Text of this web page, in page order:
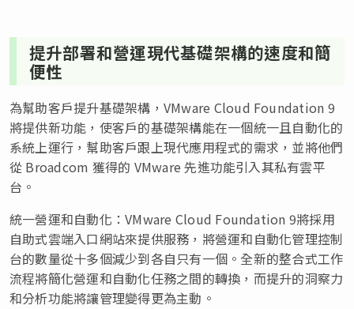
提升部署和營運現代基礎架構的速度和簡
便性
為幫助客戶提升基礎架構，VMware Cloud Foundation 9
將提供新功能，使客戶的基礎架構能在一個統一且自動化的
系統上運行，幫助客戶跟上現代應用程式的需求，並將他們
從 Broadcom 獲得的 VMware 先進功能引入其私有雲平
台。
統一營運和自動化：VMware Cloud Foundation 9將採用
自助式雲端入口網站來提供服務，將營運和自動化管理控制
台的數量從十多個減少到各自只有一個。全新的整合式工作
流程將簡化營運和自動化任務之間的轉換，而提升的洞察力
和分析功能將讓管理變得更為主動。